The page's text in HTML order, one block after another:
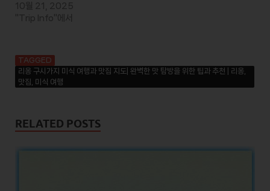
TAGGED
리옹 구시가지 미식 여행과 맛집 지도| 완벽한 맛 탐방을 위한 팁과 추천 | 리옹,
맛집, 미식 여행
RELATED POSTS